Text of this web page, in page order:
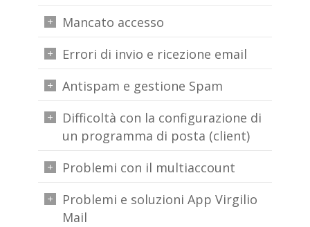
Mancato accesso
Errori di invio e ricezione email
Antispam e gestione Spam
Difficoltà con la configurazione di
un programma di posta (client)
Problemi con il multiaccount
Problemi e soluzioni App Virgilio
Mail